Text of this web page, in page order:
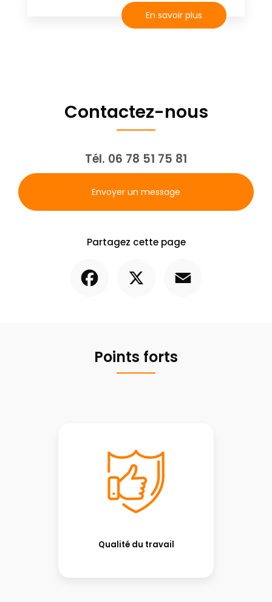
En savoir plus
Contactez-nous
Tél. 06 78 51 75 81
Envoyer un message
Partagez cette page
Points forts
Qualité du travail